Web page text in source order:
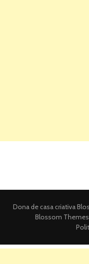
Dona de casa criativa
Blossom Themes